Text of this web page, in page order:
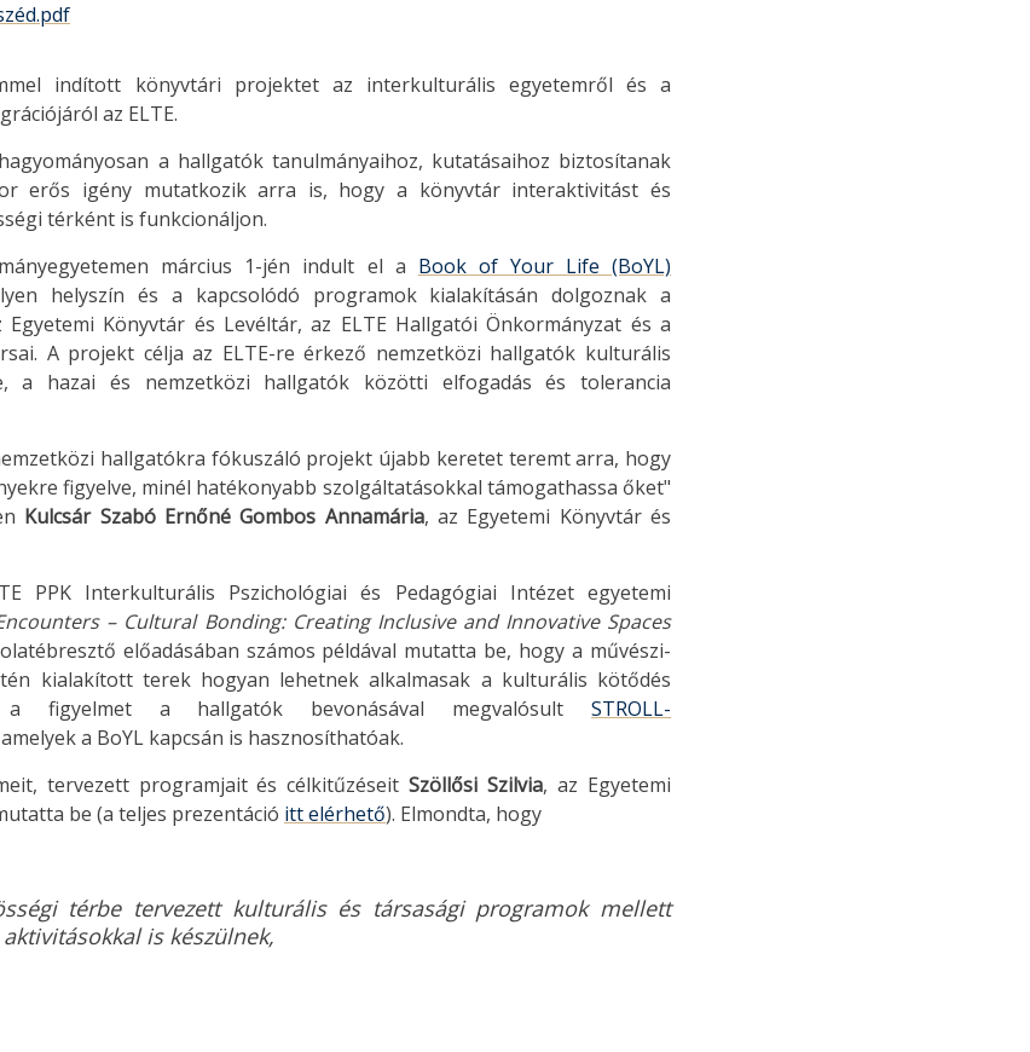
indított könyvtári projektet az interkulturális egyetemről és a
az ELTE.
a hallgatók tanulmányaihoz, kutatásaihoz biztosítanak
erős igény mutatkozik arra is, hogy a könyvtár interaktivitást és
térként is funkcionáljon.
március 1-jén indult el a Book of Your Life (BoYL)
helyszín és a kapcsolódó programok kialakításán dolgoznak a
Könyvtár és Levéltár, az ELTE Hallgatói Önkormányzat és a
A projekt célja az ELTE-re érkező nemzetközi hallgatók kulturális
a hazai és nemzetközi hallgatók közötti elfogadás és tolerancia
hallgatókra fókuszáló projekt újabb keretet teremt arra, hogy
figyelve, minél hatékonyabb szolgáltatásokkal támogathassa őket"
Kulcsár Szabó Ernőné Gombos Annamária, az Egyetemi Könyvtár és
PPK Interkulturális Pszichológiai és Pedagógiai Intézet egyetemi
– Cultural Bonding: Creating Inclusive and Innovative Spaces
előadásában számos példával mutatta be, hogy a művészi-
kialakított terek hogyan lehetnek alkalmasak a kulturális kötődés
a figyelmet a hallgatók bevonásával megvalósult STROLL-
a BoYL kapcsán is hasznosíthatóak.
tervezett programjait és célkitűzéseitSzöllősi Szilvia, az Egyetemi
be (a teljes prezentáció itt elérhető). Elmondta, hogy
térbe tervezett kulturális és társasági programok mellett
is készülnek,